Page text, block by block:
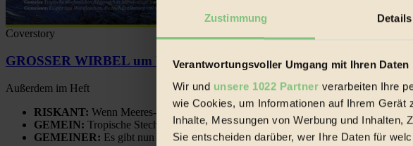
Zustimmung Details
Verantwortungsvoller Umgang mit Ihren Daten
Wir und unsere 1022 Partner verarbeiten Ihre
wie Cookies, um Informationen auf Ihrem Gerät
Inhalte, Messungen von Werbung und Inhalten,
Sie entscheiden darüber, wer Ihre Daten für
Coverstory
GROSSER WIRBEL um Versuche, den Ozean und seine Bewegungen
Außerdem im Heft
RISKANT: Wenn Meeres- und Wildvögel im Freilandhühnerbetrieb vorbeischauen.
GEMEIN: Tropische Stechmücken fühlen sich in Mitteleuropa inziwschen oft zu
GEMEINER: Es gibt nun Weinflaschen, die nach Entleerung voll wieder zu dir